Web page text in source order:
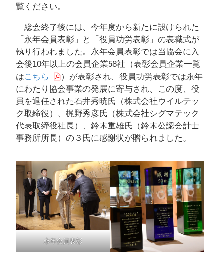
覧ください。
総会終了後には、今年度から新たに設けられた
「永年会員表彰」と「役員功労表彰」の表職式が
執り行われました。永年会員表彰では当協会に入
会後10年以上の会員企業58社（表彰会員企業一覧
はこちら
）が表彰され、役員功労表彰では永年
にわたり協会事業の発展に寄与され、この度、役
員を退任された石井秀暁氏（株式会社ウイルテッ
ク取締役）、梶野秀彦氏（株式会社シグマテック
代表取締役社長）、鈴木重雄氏（鈴木公認会計士
事務所所長）の３氏に感謝状が贈られました。
永年会員表彰